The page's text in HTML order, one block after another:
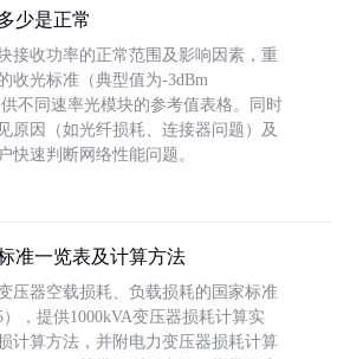
少是正常
接收功率的正常范围及影响因素，重
收光标准（典型值为-3dBm
不同速率光模块的参考值表格。同时
原因（如光纤损耗、连接器问题）及
快速判断网络性能问题。
准一览表及计算方法
压器空载损耗、负载损耗的国家标准
），提供1000kVA变压器损耗计算实
计算方法，并附电力变压器损耗计算